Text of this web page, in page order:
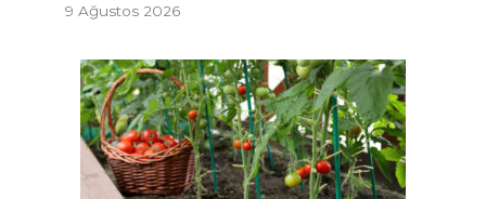
9 Ağustos 2026